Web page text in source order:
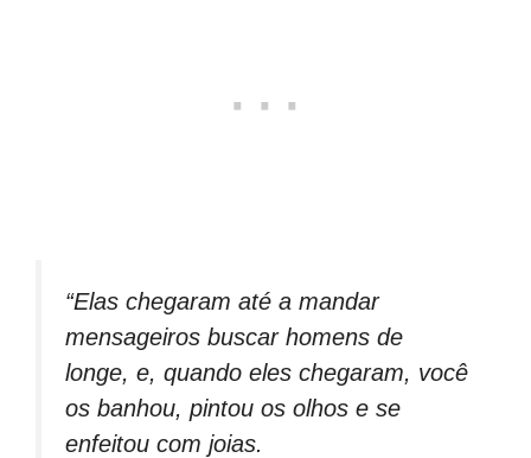
“Elas chegaram até a mandar
mensageiros buscar homens de
longe, e, quando eles chegaram, você
os banhou, pintou os olhos e se
enfeitou com joias.